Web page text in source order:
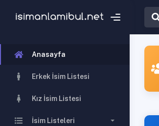
Anasayfa
Erkek İsim Listesi
Kız İsim Listesi
İsim Listeleri